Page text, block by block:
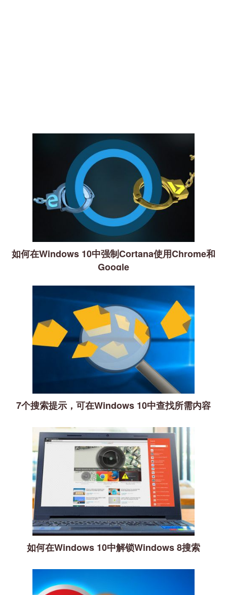
如何在Windows 10中强制Cortana使用Chrome和
Google
7个搜索提示，可在Windows 10中查找所需内容
如何在Windows 10中解锁Windows 8搜索